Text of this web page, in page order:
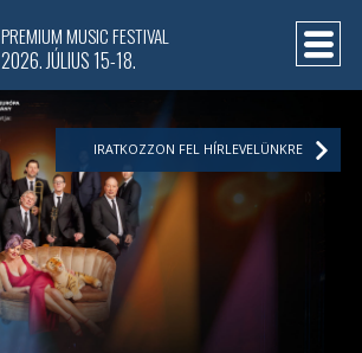
PREMIUM MUSIC FESTIVAL
2026. JÚLIUS 15-18.
IRATKOZZON FEL HÍRLEVELÜNKRE